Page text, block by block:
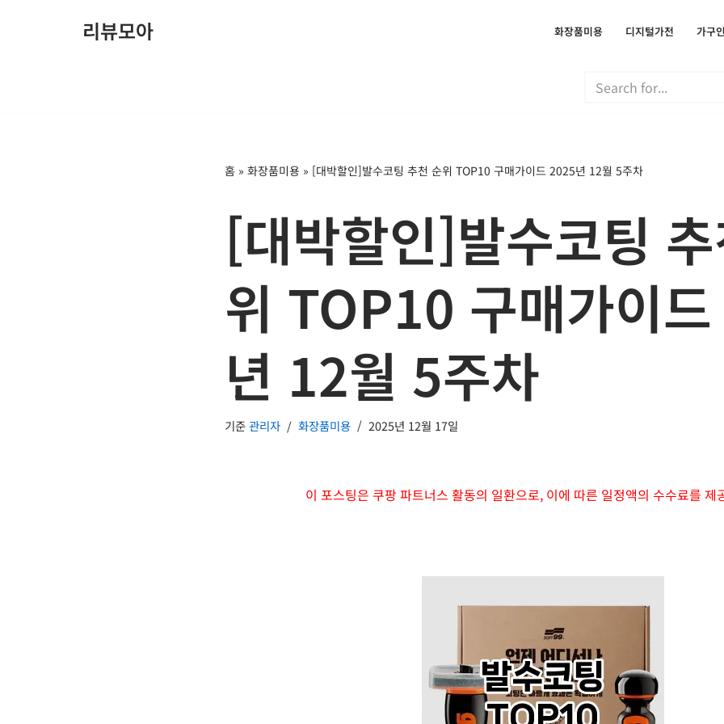
리뷰모아 화장품미용 디지털가전 가구
홈 » 화장품미용 » [대박할인]발수코팅 추천 순위 TOP10 구매가이드 2025년 12월 5주차
[대박할인]발수코팅
위 TOP10 구매가이
년 12월 5주차
기준관리자 화장품미용 2025년 12월 17일
이 포스팅은 쿠팡 파트너스 활동의 일환으로, 이에 따른 일정액의 수수료를 제